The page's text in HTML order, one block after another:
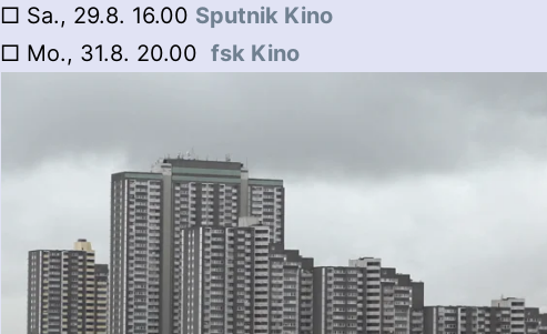
□ Sa., 29.8. 16.00 Sputnik Kino
□ Mo., 31.8. 20.00 fsk Kino